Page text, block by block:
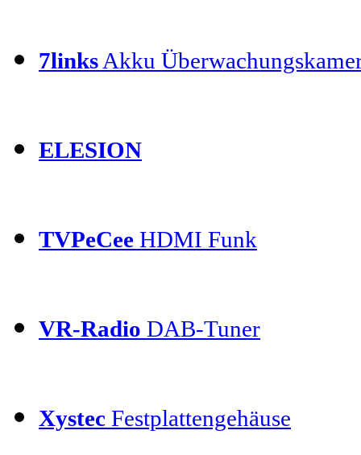
7links Akku
ELESION
TVPeCee HDMI Funk
VR-Radio DAB-Tuner
Xystec Festplattengehäuse